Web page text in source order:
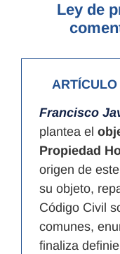
Ley de
ARTÍCULO
Francisco
plantea el
Propiedad
origen de
su objeto,
Código Civil
comunes,
finaliza